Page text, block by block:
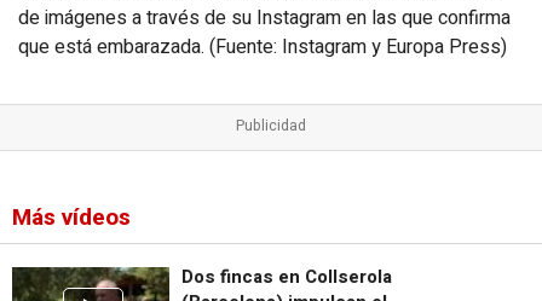
de imágenes a través de su Instagram en las que confirma
que está embarazada. (Fuente: Instagram y Europa Press)
Más vídeos
Dos fincas en Collserola